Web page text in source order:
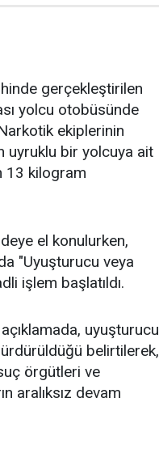
gerçekleştirilen
yolcu otobüsünde
ekiplerinin
uyruklu bir yolcuya ait
13 kilogram
el konulurken,
"Uyuşturucu veya
işlem başlatıldı.
uyuşturucu
belirtilerek,
örgütleri ve
aralıksız devam